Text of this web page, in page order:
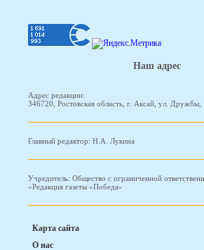
Наш адрес
Адрес редакции:
346720, Ростовская область, г. Аксай, ул. Дружбы,
Главный редактор: Н.А. Лукина
Учредитель: Общество с ограниченной
«Редакция газеты «Победа»
Карта сайта
О нас